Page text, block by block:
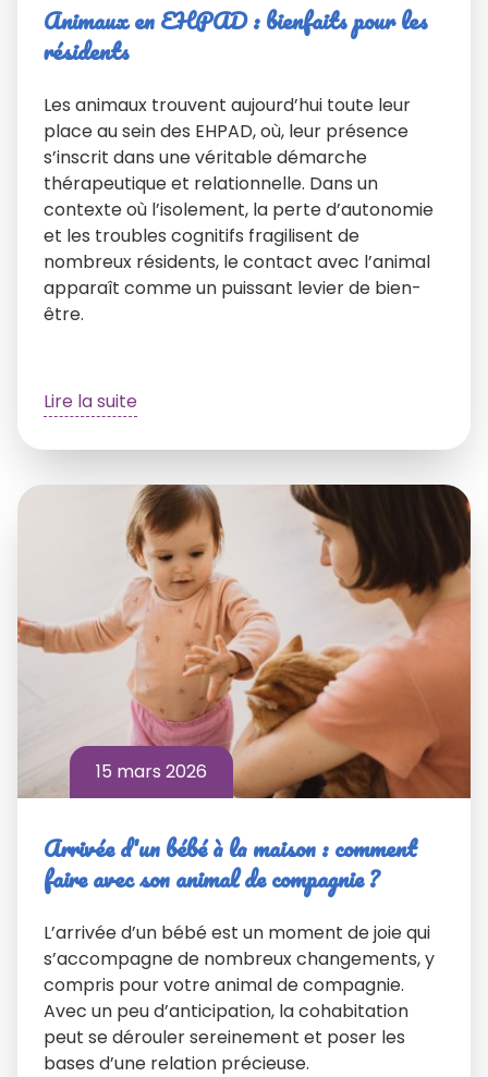
Animaux en EHPAD : bienfaits pour les
résidents
Les animaux trouvent aujourd’hui toute leur
place au sein des EHPAD, où, leur présence
s’inscrit dans une véritable démarche
thérapeutique et relationnelle. Dans un
contexte où l’isolement, la perte d’autonomie
et les troubles cognitifs fragilisent de
nombreux résidents, le contact avec l’animal
apparaît comme un puissant levier de bien-
être.
Lire la suite
15 mars 2026
Arrivée d'un bébé à la maison : comment
faire avec son animal de compagnie ?
L’arrivée d’un bébé est un moment de joie qui
s’accompagne de nombreux changements, y
compris pour votre animal de compagnie.
Avec un peu d’anticipation, la cohabitation
peut se dérouler sereinement et poser les
bases d’une relation précieuse.